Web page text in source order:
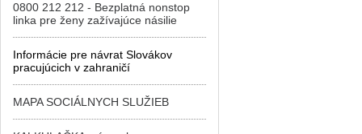
0800 212 212 - Bezplatná nonstop
linka pre ženy zažívajúce násilie
Informácie pre návrat Slovákov
pracujúcich v zahraničí
MAPA SOCIÁLNYCH SLUŽIEB